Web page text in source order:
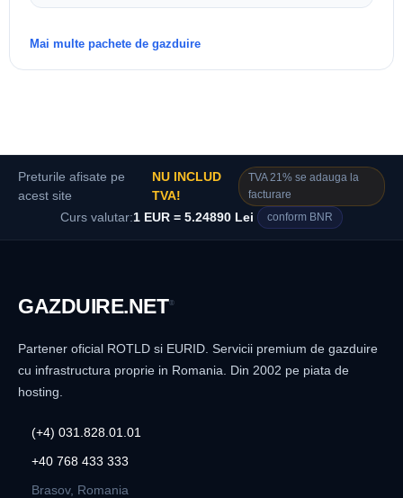
Mai multe pachete de gazduire
Preturile afisate pe
acest site
NU INCLUD
TVA!
TVA 21% se adauga la
facturare
Curs valutar:1 EUR = 5.24890 Lei conform BNR
GAZDUIRE.NET®
Partener oficial ROTLD si EURID. Servicii premium de gazduire
cu infrastructura proprie in Romania. Din 2002 pe piata de
hosting.
(+4) 031.828.01.01
+40 768 433 333
Brasov, Romania